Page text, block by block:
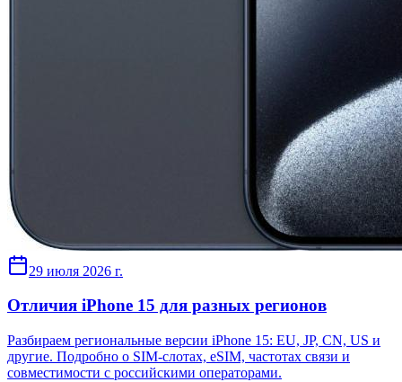
29 июля 2026 г.
Отличия iPhone 15 для разных регионов
Разбираем региональные версии iPhone 15: EU, JP, CN, US и
другие. Подробно о SIM-слотах, eSIM, частотах связи и
совместимости с российскими операторами.